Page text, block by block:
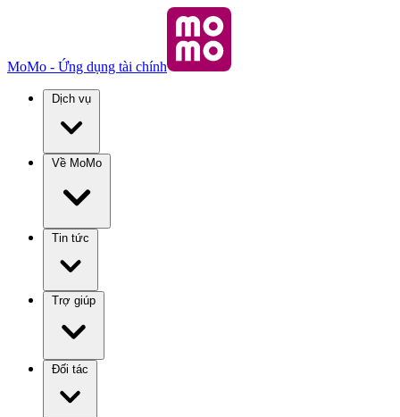
MoMo - Ứng dụng tài chính
Dịch vụ
Về MoMo
Tin tức
Trợ giúp
Đối tác